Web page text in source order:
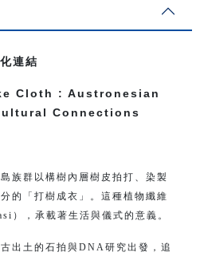
連結
Cloth : Austronesian
Connections
族群以構樹內層樹皮拍打、染製
的「打樹成衣」。這種植物纖維
，承載著生活與儀式的意義。
出土的石拍與DNA研究出發，追